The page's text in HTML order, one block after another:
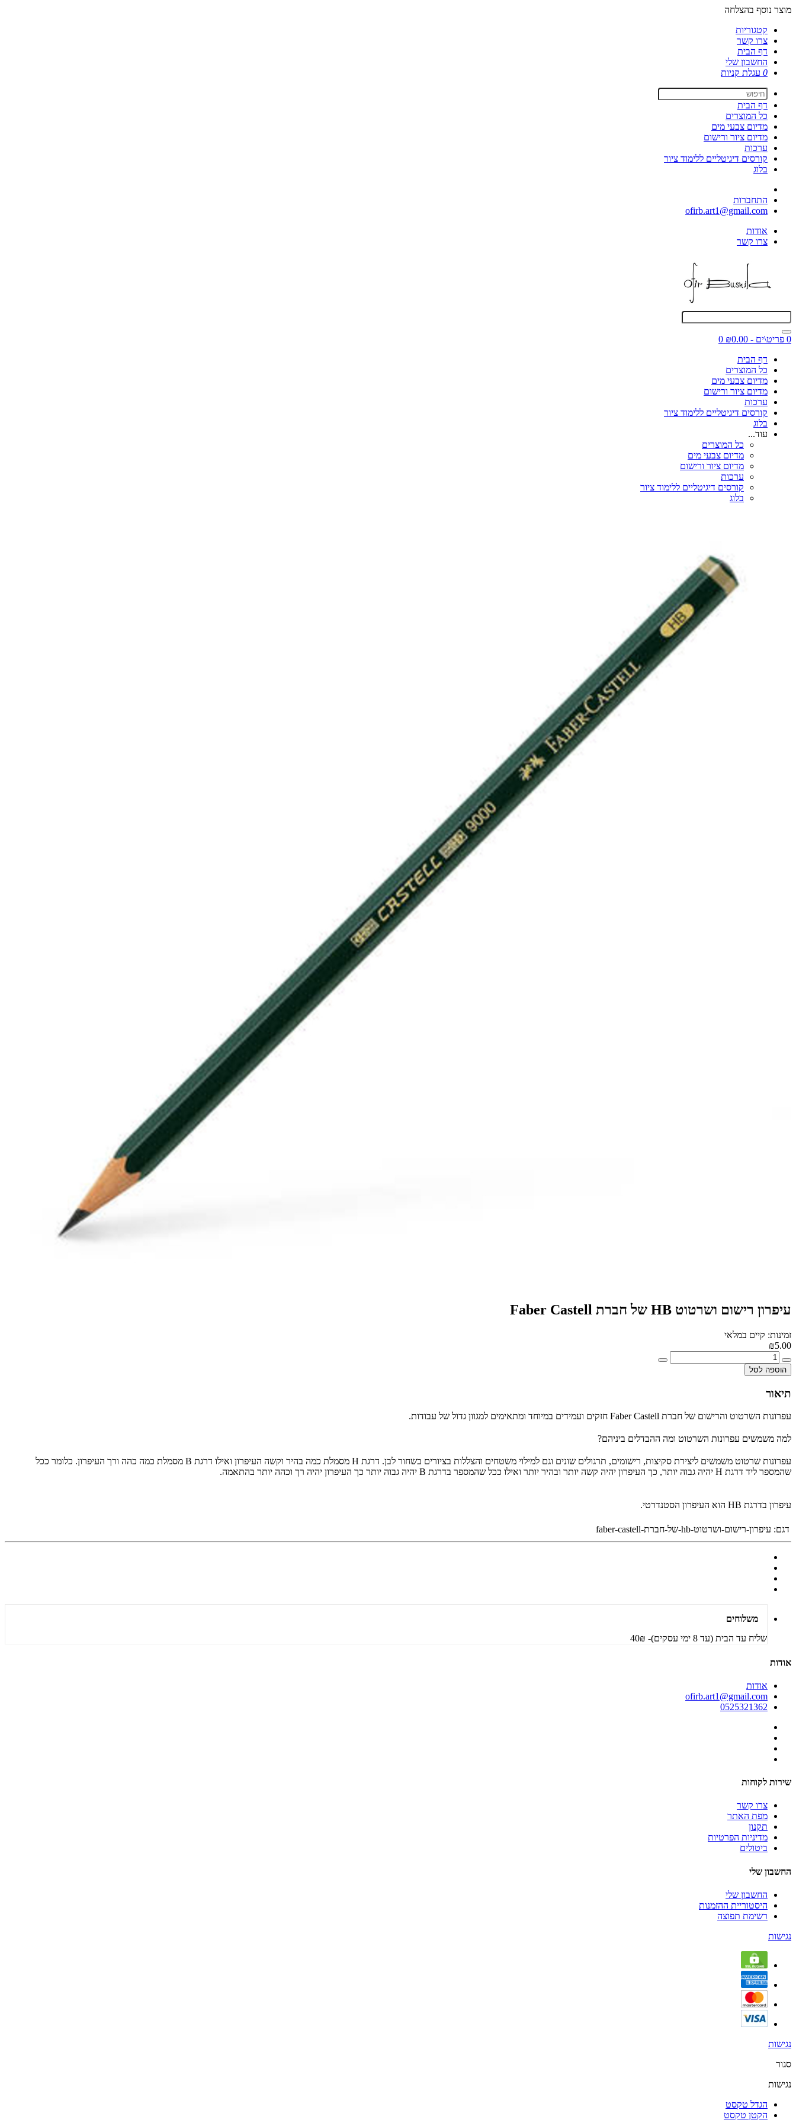
מוצר נוסף בהצלחה
קטגוריות
צרו קשר
דף הבית
החשבון שלי
0 עגלת קניות
דף הבית
כל המוצרים
מדיום צבעי מים
מדיום ציור ורישום
ערכות
קורסים דיגיטליים ללימוד ציור
בלוג
התחברות
ofirb.art1@gmail.com
אודות
צרו קשר
0 פריט\ים - ₪0.00
0
דף הבית
כל המוצרים
מדיום צבעי מים
מדיום ציור ורישום
ערכות
קורסים דיגיטליים ללימוד ציור
בלוג
עוד...
כל המוצרים
מדיום צבעי מים
מדיום ציור ורישום
ערכות
קורסים דיגיטליים ללימוד ציור
בלוג
עיפרון רישום ושרטוט HB של חברת Faber Castell
זמינות: קיים במלאי
₪5.00
הוספה לסל
תיאור
עפרונות השרטוט והרישום של חברת Faber Castell חזקים ועמידים במיוחד ומתאימים למגוון גדול של עבודות.
למה משמשים עפרונות השרטוט ומה ההבדלים ביניהם?
עפרונות שרטוט משמשים ליצירת סקיצות, רישומים, תרגולים שונים וגם למילוי משטחים והצללות בציורים בשחור לבן. דרגת H מסמלת כמה בהיר וקשה העיפרון ואילו דרגת B מסמלת כמה כהה ורך העיפרון.
כלומר ככל
שהמספר ליד דרגת H יהיה גבוה יותר, כך העיפרון יהיה קשה יותר ובהיר יותר ואילו ככל שהמספר בדרגת B יהיה גבוה יותר כך העיפרון יהיה רך וכהה יותר בהתאמה.
עיפרון בדרגת HB הוא העיפרון הסטנדרטי.
דגם: עיפרון-רישום-ושרטוט-hb-של-חברת-faber-castell
משלוחים
שליח עד הבית (עד 8 ימי עסקים)- 40₪
אודות
אודות
ofirb.art1@gmail.com
0525321362
שירות לקוחות
צרו קשר
מפת האתר
תקנון
מדיניות הפרטיות
ביטולים
החשבון שלי
החשבון שלי
היסטוריית ההזמנות
רשימת תפוצה
נגישות
נגישות
סגור
נגישות
הגדל טקסט
הקטן טקסט